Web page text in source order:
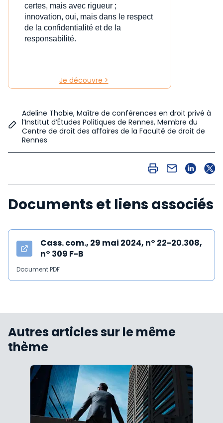
certes, mais avec rigueur ;
innovation, oui, mais dans le respect
de la confidentialité et de la
responsabilité.
Je découvre >
Adeline Thobie, Maître de conférences en droit privé à
l’Institut d’Études Politiques de Rennes, Membre du
Centre de droit des affaires de la Faculté de droit de
Rennes
Documents et liens associés
Cass. com., 29 mai 2024, n° 22-20.308,
n° 309 F-B
Document PDF
Autres articles sur le même
thème